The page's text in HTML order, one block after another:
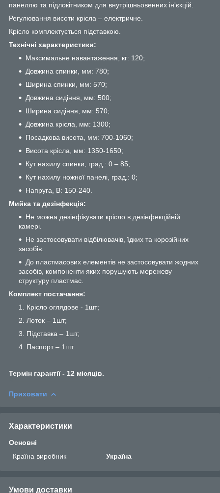
панеллю та підлокітником для внутрішньовенних ін'єкцій.
Регулювання висоти крісла – електричне.
Крісло комплектується підставкою.
Технічні характеристики:
Максимальне навантаження, кг: 120;
Довжина спинки, мм: 780;
Ширина спинки, мм: 570;
Довжина сидіння, мм: 500;
Ширина сидіння, мм: 570;
Довжина крісла, мм: 1300;
Посадкова висота, мм: 700-1060;
Висота крісла, мм: 1350-1650;
Кут нахилу спинки, град.: 0 – 85;
Кут нахилу ножної панелі, град.: 0;
Напруга, В: 150-240.
Мийка та дезінфекція:
Не можна дезінфікувати крісло в дезінфекційній
камері.
Не застосовувати відбілювачів, їдких та корозійних
засобів.
До пластмасових елементів не застосовувати жодних
засобів, компоненти яких порушують мережеву
структуру пластмас.
Комплект постачання:
Крісло оглядове - 1шт;
Лоток – 1шт;
Підставка – 1шт;
Паспорт – 1шт.
Термін гарантії - 12 місяців.
Приховати
Характеристики
Основні
Країна виробник
Україна
Умови доставки